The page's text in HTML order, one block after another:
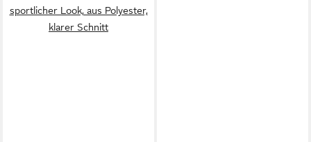
sportlicher Look, aus Polyester,
klarer Schnitt